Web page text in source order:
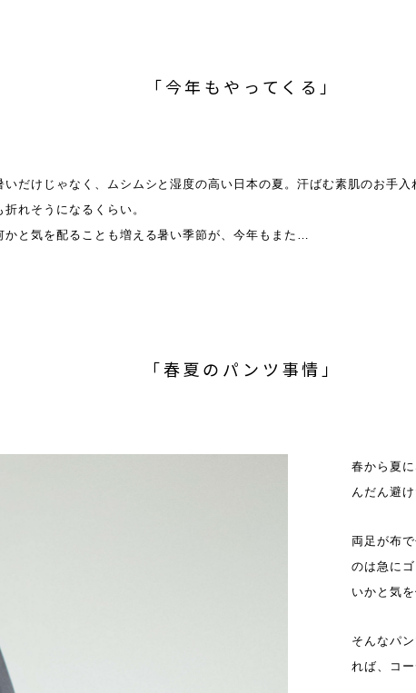
「今年もやってくる」
いだけじゃなく、ムシムシと湿度の高い日本の夏。汗ばむ素肌のお手入
折れそうになるくらい。
かと気を配ることも増える暑い季節が、今年もまた…
「春夏のパンツ事情」
春から夏
んだん避け
両足が布
のは急に
いかと気
そんなパ
れば、コ